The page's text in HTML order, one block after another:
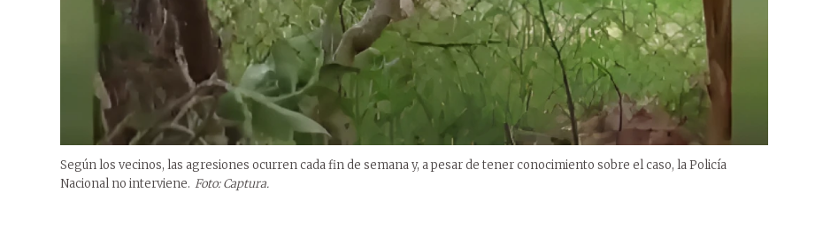
Según los vecinos, las agresiones ocurren cada fin de semana y, a pesar de tener conocimiento sobre el caso, la Policía
Nacional no interviene. Foto: Captura.